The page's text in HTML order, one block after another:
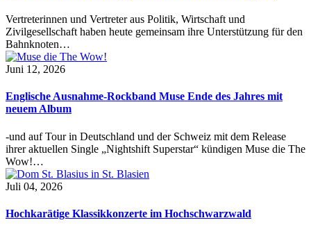
Vertreterinnen und Vertreter aus Politik, Wirtschaft und
Zivilgesellschaft haben heute gemeinsam ihre Unterstützung für den
Bahnknoten…
Juni 12, 2026
Englische Ausnahme-Rockband Muse Ende des Jahres mit
neuem Album
-und auf Tour in Deutschland und der Schweiz mit dem Release
ihrer aktuellen Single „Nightshift Superstar“ kündigen Muse die The
Wow!…
Juli 04, 2026
Hochkarätige Klassikkonzerte im Hochschwarzwald